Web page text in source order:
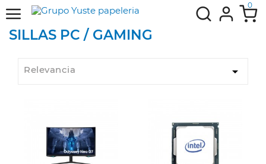
0
SILLAS PC / GAMING
Relevancia 